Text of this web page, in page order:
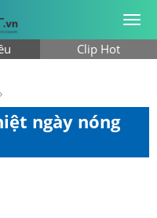
Clip Hot
ngày nóng